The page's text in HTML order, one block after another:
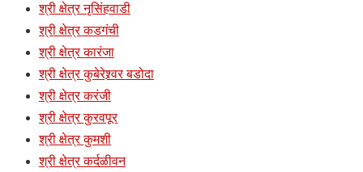
श्री क्षेत्र नृसिंहवाडी
श्री क्षेत्र कडगंची
श्री क्षेत्र कारंजा
श्री क्षेत्र कुबेरेश्र्वर बडोदा
श्री क्षेत्र करंजी
श्री क्षेत्र कुरवपूर
श्री क्षेत्र कुमशी
श्री क्षेत्र कर्दळीवन